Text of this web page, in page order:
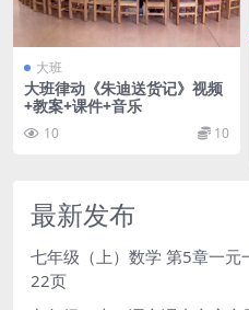
大班
大班律动《朱迪送货记》视频
+教案+课件+音乐
10 10
最新发布
七年级（上）数学 第5章一元
22页